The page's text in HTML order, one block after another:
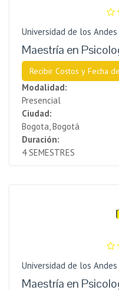
Universidad de los Andes
Maestría en
Recibir Costos y Fecha
Modalidad:
Presencial
Ciudad:
Bogota, Bogotá
Duración:
4 SEMESTRES
Universidad de los Andes
Maestría en